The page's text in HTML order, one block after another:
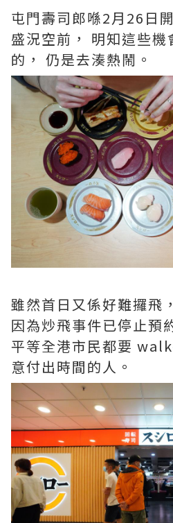
屯門壽司郎喺2月26日
盛況空前， 明知這些機
的， 仍是去湊熱鬧。
雖然首日又係好難攞飛
因為炒飛事件已停止預
平等全港市民都要
意付出時間的人。